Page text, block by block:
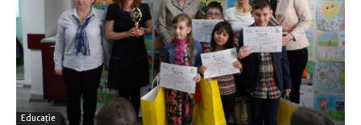
Educație